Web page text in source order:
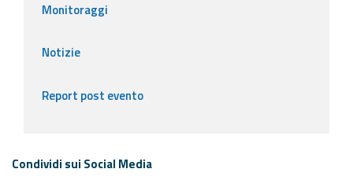
Monitoraggi
Notizie
Report post evento
Condividi sui Social Media